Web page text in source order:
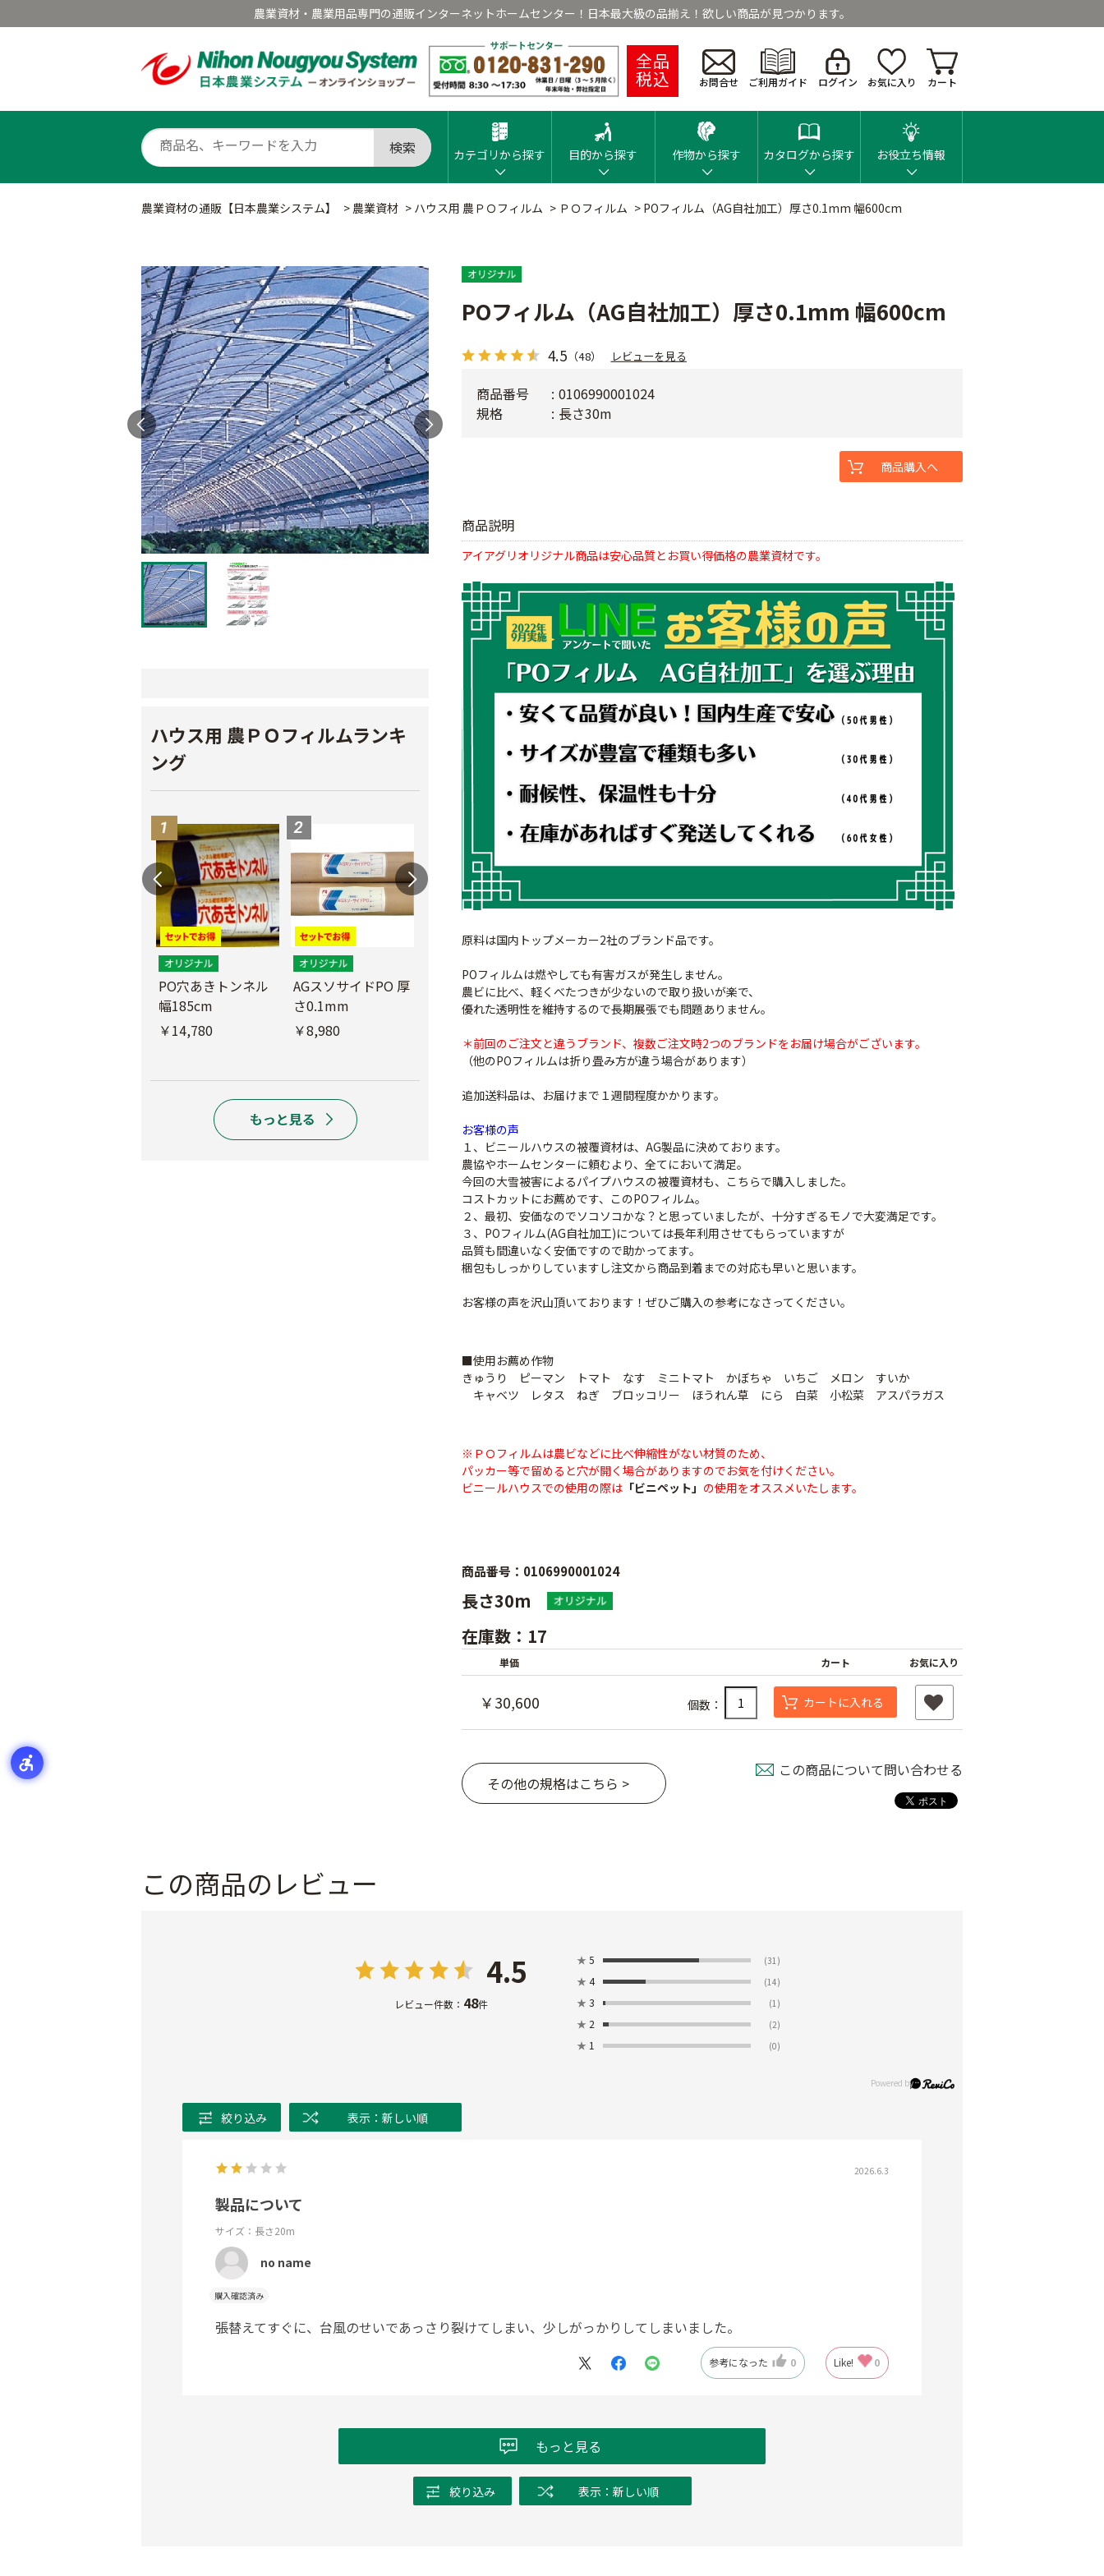
農業資材・農業用品専門の通販インターネットホームセンター！日本最大級の品揃え！欲しい商品が見つかります。
全品
税込 お問合せ ご利用ガイド ログイン お気に入り カート
検索 カテゴリから探す 目的から探す 作物から探す カタログから探す お役立ち情報
農業資材の通販【日本農業システム】 > 農業資材 > ハウス用 農ＰＯフィルム > ＰＯフィルム > POフィルム（AG自社加工）厚さ0.1mm 幅600cm
ハウス用 農ＰＯフィルムランキ
ング
PO穴あきトンネル
幅185cm
￥14,780
AGスソサイドPO 厚
さ0.1mm
￥8,980
ビニールハウス補修
用テープ
￥770
PO穴あきトンネル
幅210cm
テキナシテープ
￥3,790
0.1mm 幅600cm
POフィルム（AG自社加工）厚さ0.1mm 幅600cm
4.5 （48） レビューを見る
商品説明
アイアグリオリジナル商品は安心品質とお買い得価格の農業資材です。
原料は国内トップメーカー2社のブランド品です。
POフィルムは燃やしても有害ガスが発生しません。
農ビに比べ、軽くべたつきが少ないので取り扱いが楽で、
優れた透明性を維持するので長期展張でも問題ありません。
＊前回のご注文と違うブランド、複数ご注文時2つのブランドをお届け場合がございます。
（他のPOフィルムは折り畳み方が違う場合があります）
追加送料品は、お届けまで１週間程度かかります。
お客様の声
１、ビニールハウスの被覆資材は、AG製品に決めております。
農協やホームセンターに頼むより、全てにおいて満足。
今回の大雪被害によるパイプハウスの被覆資材も、こちらで購入しました。
コストカットにお薦めです、このPOフィルム。
２、最初、安価なのでソコソコかな？と思っていましたが、十分すぎるモノで大変満足です。
３、POフィルム(AG自社加工)については長年利用させてもらっていますが
品質も間違いなく安価ですので助かってます。
梱包もしっかりしていますし注文から商品到着までの対応も早いと思います。
お客様の声を沢山頂いております！ぜひご購入の参考になさってください。
■使用お薦め作物
きゅうり ピーマン トマト なす ミニトマト かぼちゃ いちご メロン すいか
キャベツ レタス ねぎ ブロッコリー ほうれん草 にら 白菜 小松菜 アスパラガス
※ＰＯフィルムは農ビなどに比べ伸縮性がない材質のため、
パッカー等で留めると穴が開く場合がありますのでお気を付けください。
ビニールハウスでの使用の際は 「ビニペット」 の使用をオススメいたします。
商品番号
0106990001024
規格
長さ30m
商品購入へ
商品番号：0106990001024
長さ30m
在庫数：17
単価 カート お気に入り
￥30,600 個数： カートに入れる
その他の規格はこちら >
この商品について問い合わせる
この商品のレビュー
4.5
レビュー件数： 48件
★ 5 (31)
★ 4 (14)
★ 3 (1)
★ 2 (2)
★ 1 (0)
絞り込み 表示：新しい順
2026.6.3
製品について
サイズ：長さ20m
no name
購入確認済み
張替えてすぐに、台風のせいであっさり裂けてしまい、少しがっかりしてしまいました。
参考になった 0 Like! 0
もっと見る
絞り込み 表示：新しい順